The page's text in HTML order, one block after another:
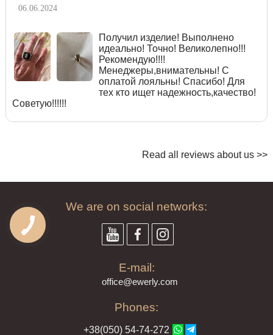
06.06.2024
Получил изделие! Выполнено
идеально! Точно! Великолепно!!!
Рекомендую!!!!
Менеджеры,внимательны! С
оплатой лояльны! Спасибо! Для
тех кто ищет надежность,качество!
Советую!!!!!!
Read all reviews about us >>
We are on social networks:
E-mail:
office@ewerly.com
Phones:
+38(050) 54-74-272